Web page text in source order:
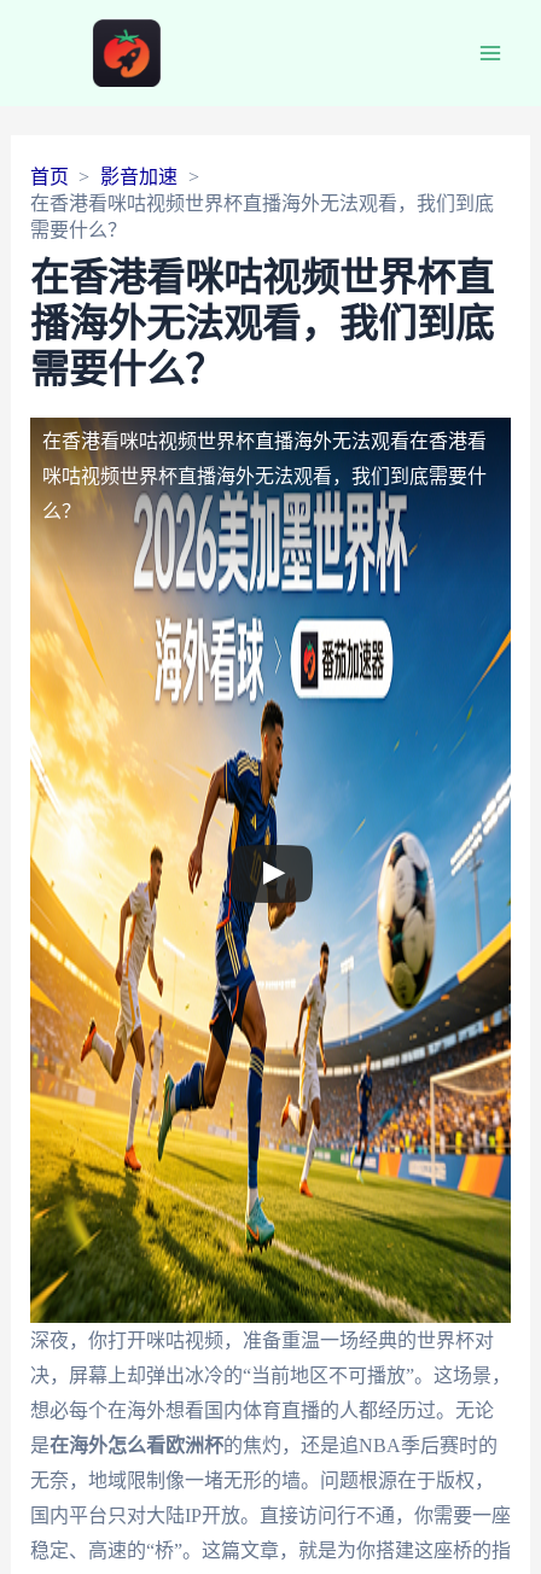
首页
影音加速
在香港看咪咕视频世界杯直播海外无法观看，我们到底
需要什么？
在香港看咪咕视频世界杯直
播海外无法观看，我们到底
需要什么？
在香港看咪咕视频世界杯直播海外无法观看在香港看
咪咕视频世界杯直播海外无法观看，我们到底需要什
么？
深夜，你打开咪咕视频，准备重温一场经典的世界杯对
决，屏幕上却弹出冰冷的“当前地区不可播放”。这场景，
想必每个在海外想看国内体育直播的人都经历过。无论
是在海外怎么看欧洲杯的焦灼，还是追NBA季后赛时的
无奈，地域限制像一堵无形的墙。问题根源在于版权，
国内平台只对大陆IP开放。直接访问行不通，你需要一座
稳定、高速的“桥”。这篇文章，就是为你搭建这座桥的指